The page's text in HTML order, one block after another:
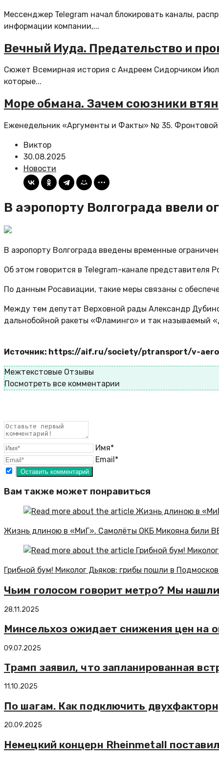
Мессенджер Telegram начал блокировать каналы,
информации компании,...
Вечный Иуда. Предательство и
Сюжет Всемирная история с Андреем Сидорчиком
которые...
Море обмана. Зачем союзники
Еженедельник «Аргументы и Факты» № 35. Фронтовой
Виктор
30.08.2025
Новости
В аэропорту Волгограда ввели
В аэропорту Волгограда введены временные
Об этом говорится в Telegram-канале представителя
По данным Росавиации, такие меры связаны с
Между тем депутат Верховной рады Александр
дальнобойной ракеты «Фламинго» и так
Источник: https://aif.ru/society/ptransport/v-
Межтекстовые Отзывы
Посмотреть все комментарии
Имя*
Email*
Вам также может понравиться
Жизнь длиною в «МиГ». Самолёты ОКБ Микояна били
Грибной бум! Миколог Дьяков: грибы пошли в
Чьим голосом говорит метро? Мы
28.11.2025
Минсельхоз ожидает снижения цен на
09.07.2025
Трамп заявил, что запланированная
11.10.2025
По шагам. Как подключить
20.09.2025
Немецкий концерн Rheinmetall